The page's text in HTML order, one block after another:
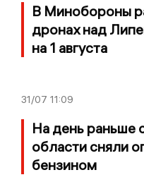
В Минобороны
дронах над
на 1 августа
31/07 11:09
На день раньше
области сняли
бензином